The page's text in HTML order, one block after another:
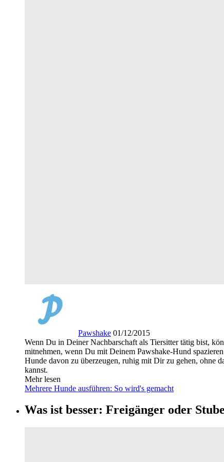
Pawshake 01/12/2015
Wenn Du in Deiner Nachbarschaft als Tiersitter tätig bist,
mitnehmen, wenn Du mit Deinem Pawshake-Hund
Hunde davon zu überzeugen, ruhig mit Dir zu gehen, ohne
kannst.
Mehr lesen
Mehrere Hunde ausführen: So wird's gemacht
Was ist besser: Freigänger oder